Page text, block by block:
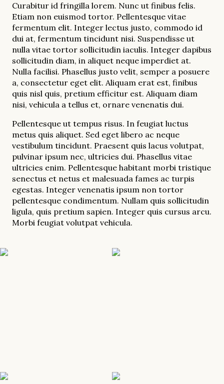
Curabitur id fringilla lorem. Nunc ut finibus felis.
Etiam non euismod tortor. Pellentesque vitae
fermentum elit. Integer lectus justo, commodo id
dui at, fermentum tincidunt nisi. Suspendisse ut
nulla vitae tortor sollicitudin iaculis. Integer dapibus
sollicitudin diam, in aliquet neque imperdiet at.
Nulla facilisi. Phasellus justo velit, semper a posuere
a, consectetur eget elit. Aliquam erat est, finibus
quis nisl quis, pretium efficitur est. Aliquam diam
nisi, vehicula a tellus et, ornare venenatis dui.
Pellentesque ut tempus risus. In feugiat luctus
metus quis aliquet. Sed eget libero ac neque
vestibulum tincidunt. Praesent quis lacus volutpat,
pulvinar ipsum nec, ultricies dui. Phasellus vitae
ultricies enim. Pellentesque habitant morbi tristique
senectus et netus et malesuada fames ac turpis
egestas. Integer venenatis ipsum non tortor
pellentesque condimentum. Nullam quis sollicitudin
ligula, quis pretium sapien. Integer quis cursus arcu.
Morbi feugiat volutpat vehicula.